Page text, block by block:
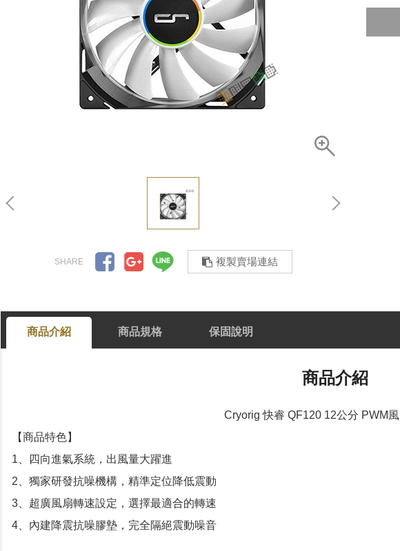
複製賣場連結
商品介紹 商品規格 保固說明
商品介紹
Cryorig 快睿 QF120 12公分 PWM
【商品特色】
1、四向進氣系統，出風量大躍進
2、獨家研發抗噪機構，精準定位降低震動
3、超廣風扇轉速設定，選擇最適合的轉速
4、內建降震抗噪膠墊，完全隔絕震動噪音